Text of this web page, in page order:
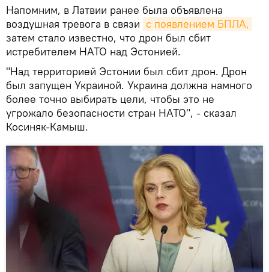
Напомним, в Латвии ранее была объявлена
воздушная тревога в связи с появлением БПЛА,
затем стало известно, что дрон был сбит
истребителем НАТО над Эстонией.
"Над территорией Эстонии был сбит дрон. Дрон
был запущен Украиной. Украина должна намного
более точно выбирать цели, чтобы это не
угрожало безопасности стран НАТО", - сказал
Косиняк-Камыш.